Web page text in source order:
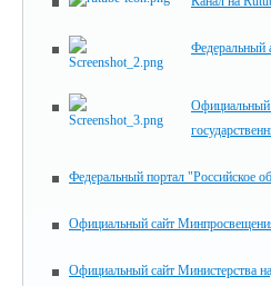
Федеральный
Официальный
Федеральный портал "Российское
Официальный сайт
Официальный сайт Министерства